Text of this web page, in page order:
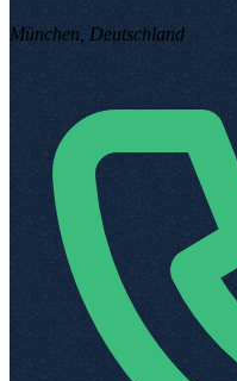
München, Deutschland